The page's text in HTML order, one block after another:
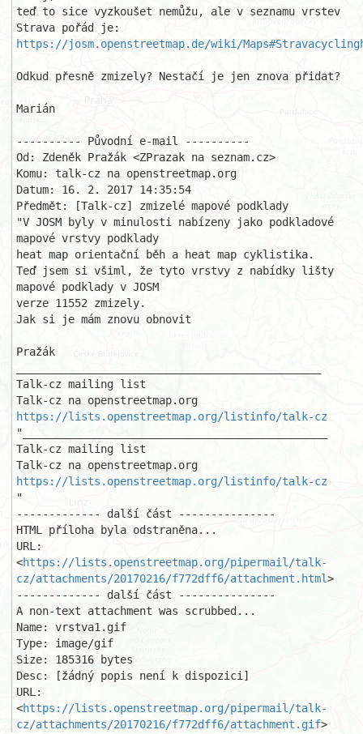
teď to sice vyzkoušet nemůžu, ale v seznamu vrstev
https://josm.openstreetmap.de/wiki/
Odkud přesně zmizely? Nestačí je jen znova přidat?
Marián
---------- Původní e-mail ----------
Od: Zdeněk Pražák <ZPrazak na seznam.cz>
Komu: talk-cz na openstreetmap.org
Datum: 16. 2. 2017 14:35:54
Předmět: [Talk-cz] zmizelé mapové podklady
"V JOSM byly v minulosti nabízeny jako podkladové
mapové vrstvy podklady
heat map orientační běh a heat map cyklistika.
Teď jsem si všiml, že tyto vrstvy z nabídky lišty
mapové podklady v JOSM
verze 11552 zmizely.
Jak si je mám znovu obnovit
Pražák
Talk-cz mailing list
https://lists.openstreetmap.org/listinfo/talk-cz
"_______________________________________________
Talk-cz mailing list
https://lists.openstreetmap.org/listinfo/talk-cz
"
------------- další část ---------------
HTML příloha byla odstraněna...
URL:
<https://lists.openstreetmap.org/pipermail/talk-
cz/attachments/20170216/f772dff6/attachment.html>
------------- další část ---------------
A non-text attachment was scrubbed...
Name: vrstva1.gif
Type: image/gif
Size: 185316 bytes
Desc: [žádný popis není k dispozici]
URL:
<https://lists.openstreetmap.org/pipermail/talk-
cz/attachments/20170216/f772dff6/attachment.gif>